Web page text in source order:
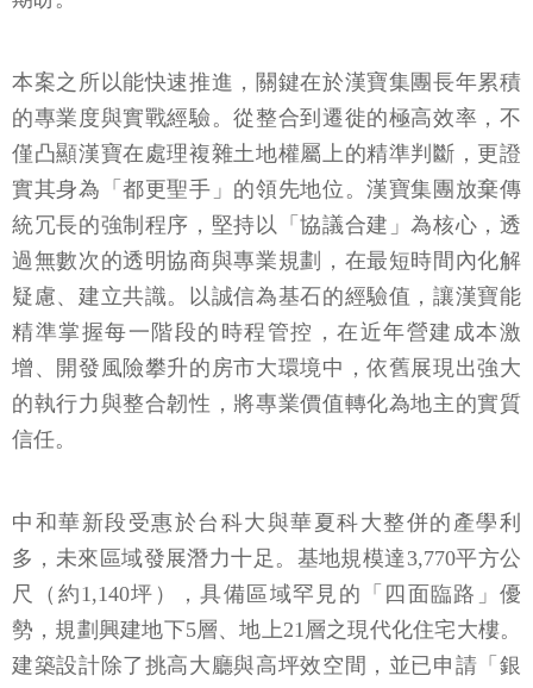
本案之所以能快速推進，關鍵在於漢寶集團長年累積
的專業度與實戰經驗。從整合到遷徙的極高效率，不
僅凸顯漢寶在處理複雜土地權屬上的精準判斷，更證
實其身為「都更聖手」的領先地位。漢寶集團放棄傳
統冗長的強制程序，堅持以「協議合建」為核心，透
過無數次的透明協商與專業規劃，在最短時間內化解
疑慮、建立共識。以誠信為基石的經驗值，讓漢寶能
精準掌握每一階段的時程管控，在近年營建成本激
增、開發風險攀升的房市大環境中，依舊展現出強大
的執行力與整合韌性，將專業價值轉化為地主的實質
信任。
中和華新段受惠於台科大與華夏科大整併的產學利
多，未來區域發展潛力十足。基地規模達3,770平方公
尺（約1,140坪），具備區域罕見的「四面臨路」優
勢，規劃興建地下5層、地上21層之現代化住宅大樓。
建築設計除了挑高大廳與高坪效空間，並已申請「銀